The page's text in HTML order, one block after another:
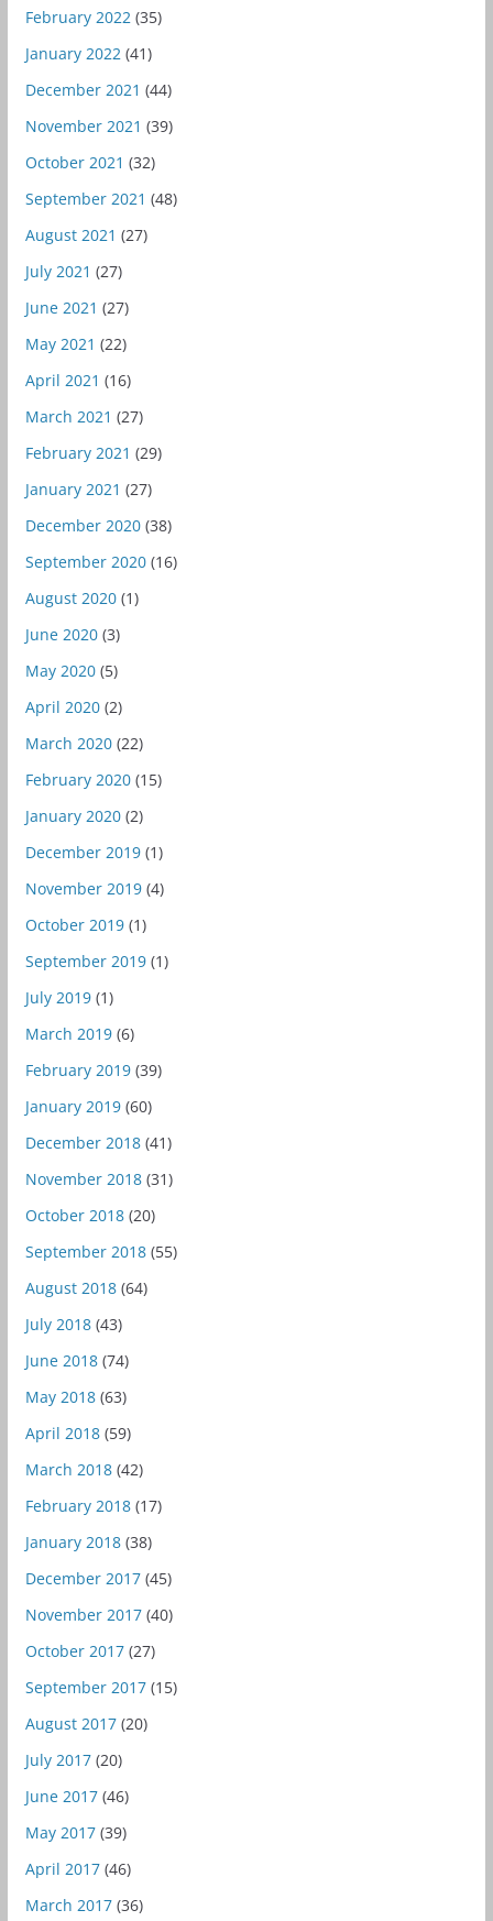
February 2022 (35)
January 2022 (41)
December 2021 (44)
November 2021 (39)
October 2021 (32)
September 2021 (48)
August 2021 (27)
July 2021 (27)
June 2021 (27)
May 2021 (22)
April 2021 (16)
March 2021 (27)
February 2021 (29)
January 2021 (27)
December 2020(38)
September 2020(16)
August 2020(1)
June 2020(3)
May 2020(5)
April 2020(2)
March 2020(22)
February 2020(15)
January 2020(2)
December 2019(1)
November 2019(4)
October 2019(1)
September 2019(1)
July 2019(1)
March 2019(6)
February 2019(39)
January 2019(60)
December 2018(41)
November 2018(31)
October 2018(20)
September 2018(55)
August 2018(64)
July 2018(43)
June 2018(74)
May 2018(63)
April 2018(59)
March 2018(42)
February 2018(17)
January 2018(38)
December 2017(45)
November 2017(40)
October 2017(27)
September 2017(15)
August 2017(20)
July 2017(20)
June 2017(46)
May 2017(39)
April 2017(46)
March 2017(36)